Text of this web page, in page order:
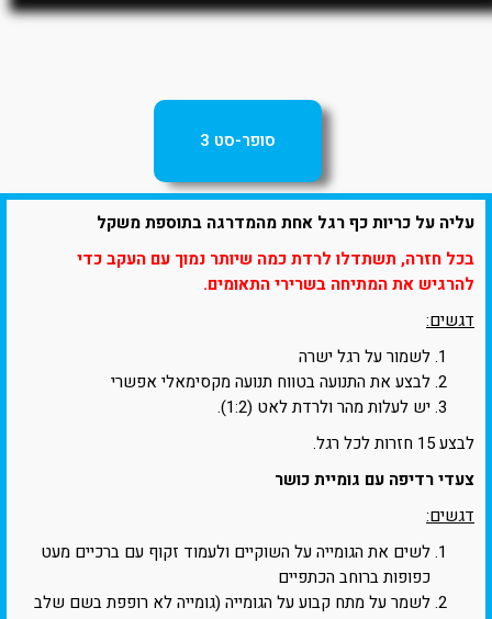
סופר-סט 3
עליה על כריות כף רגל אחת מהמדרגה בתוספת משקל
בכל חזרה, תשתדלו לרדת כמה שיותר נמוך עם העקב כדי
להרגיש את המתיחה בשרירי התאומים.
דגשים:
לשמור על רגל ישרה
לבצע את התנועה בטווח תנועה מקסימאלי אפשרי
יש לעלות מהר ולרדת לאט (1:2).
לבצע 15 חזרות לכל רגל.
צעדי רדיפה עם גומיית כושר
דגשים:
לשים את הגומייה על השוקיים ולעמוד זקוף עם ברכיים מעט
כפופות ברוחב הכתפיים
לשמר על מתח קבוע על הגומייה (גומייה לא רופפת בשם שלב